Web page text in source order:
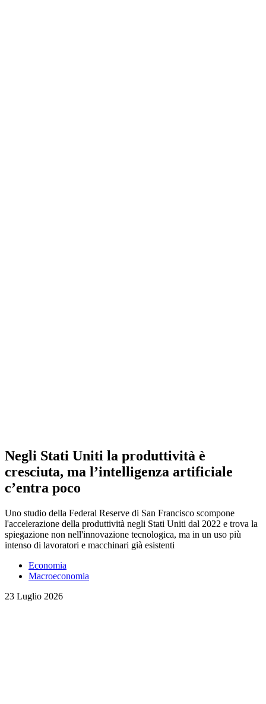
Negli Stati Uniti la produttività è
cresciuta, ma l’intelligenza artificiale
c’entra poco
Uno studio della Federal Reserve di San Francisco scompone
l'accelerazione della produttività negli Stati Uniti dal 2022 e trova la
spiegazione non nell'innovazione tecnologica, ma in un uso più
intenso di lavoratori e macchinari già esistenti
Economia
Macroeconomia
23 Luglio 2026